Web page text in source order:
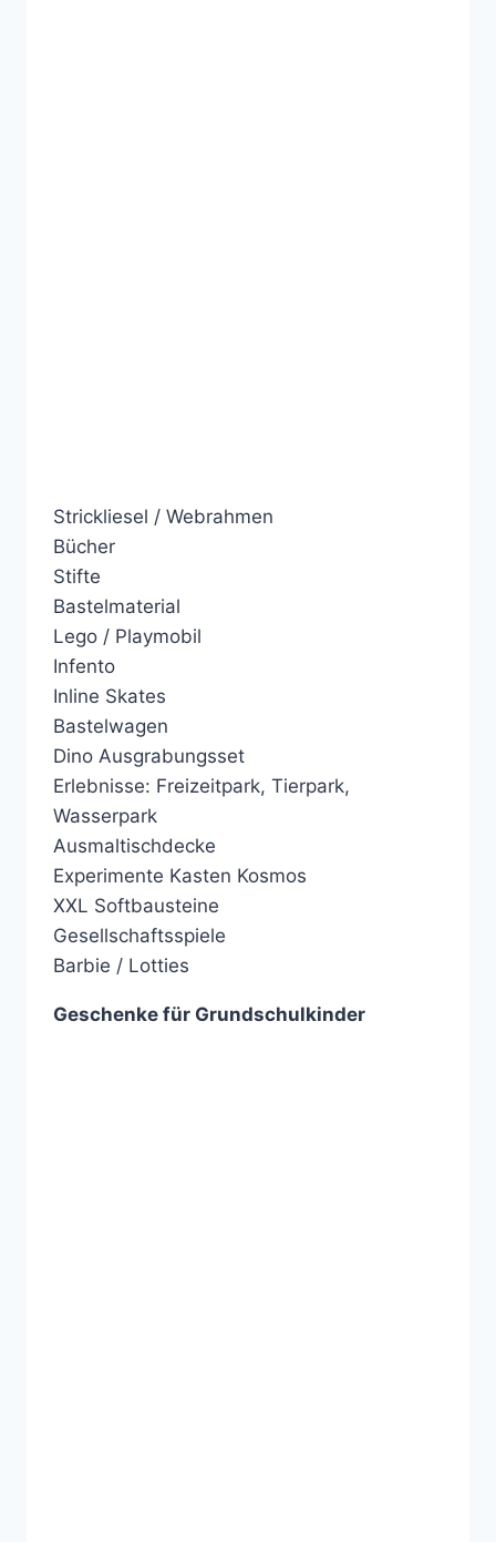
Strickliesel / Webrahmen
Bücher
Stifte
Bastelmaterial
Lego / Playmobil
Infento
Inline Skates
Bastelwagen
Dino Ausgrabungsset
Erlebnisse: Freizeitpark, Tierpark,
Wasserpark
Ausmaltischdecke
Experimente Kasten Kosmos
XXL Softbausteine
Gesellschaftsspiele
Barbie / Lotties
Geschenke für Grundschulkinder